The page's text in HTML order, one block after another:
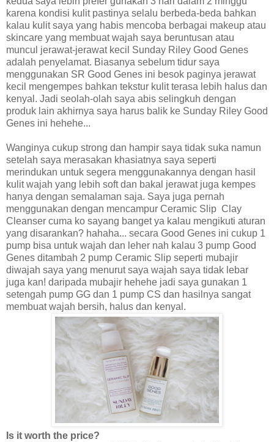
karena kondisi kulit pastinya selalu berbeda-beda bahkan
kalau kulit saya yang habis mencoba berbagai makeup atau
skincare yang membuat wajah saya beruntusan atau
muncul jerawat-jerawat kecil Sunday Riley Good Genes
adalah penyelamat. Biasanya sebelum tidur saya
menggunakan SR Good Genes ini besok paginya jerawat
kecil mengempes bahkan tekstur kulit terasa lebih halus dan
kenyal. Jadi seolah-olah saya abis selingkuh dengan
produk lain akhirnya saya harus balik ke Sunday Riley Good
Genes ini hehehe...
Wanginya cukup strong dan hampir saya tidak suka namun
setelah saya merasakan khasiatnya saya seperti
merindukan untuk segera menggunakannya dengan hasil
kulit wajah yang lebih soft dan bakal jerawat juga kempes
hanya dengan semalaman saja. Saya juga pernah
menggunakan dengan mencampur Ceramic Slip Clay
Cleanser cuma ko sayang banget ya kalau mengikuti aturan
yang disarankan? hahaha... secara Good Genes ini cukup 1
pump bisa untuk wajah dan leher nah kalau 3 pump Good
Genes ditambah 2 pump Ceramic Slip seperti mubajir
diwajah saya yang menurut saya wajah saya tidak lebar
juga kan! daripada mubajir hehehe jadi saya gunakan 1
setengah pump GG dan 1 pump CS dan hasilnya sangat
membuat wajah bersih, halus dan kenyal.
Is it worth the price?